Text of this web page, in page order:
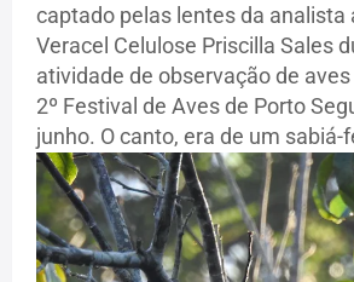
captado pelas lentes da analista
Veracel Celulose Priscilla Sales
atividade de observação de
2º Festival de Aves de Porto
junho. O canto, era de um sabiá-